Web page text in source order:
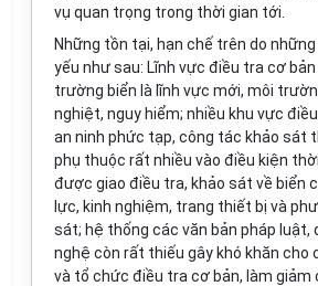
vụ quan trọng trong thời gian tới.
Những tồn tại, hạn chế trên do
yếu như sau: Lĩnh vực điều tra cơ
trường biển là lĩnh vực mới, môi
nghiệt, nguy hiểm; nhiều khu vực
an ninh phức tạp, công tác khảo sát
phụ thuộc rất nhiều vào điều kiện thờ
được giao điều tra, khảo sát về biển
lực, kinh nghiệm, trang thiết bị và
sát; hệ thống các văn bản pháp luật,
nghệ còn rất thiếu gây khó khăn cho
và tổ chức điều tra cơ bản, làm giảm